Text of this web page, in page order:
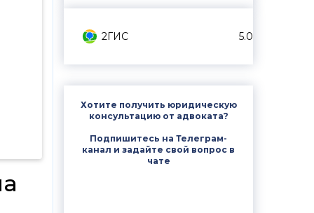
2ГИС 5.0
Хотите получить юридическую
консультацию от адвоката?
Подпишитесь на Телеграм-
канал и задайте свой вопрос в
чате